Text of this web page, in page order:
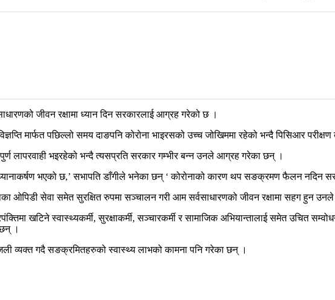
जीवन रक्षामा ध्यान दिन सरकारलाई आग्रह गरेको छ ।
मार्फत पछिल्लो समय दाङपनि कोरोना भाइरसको उच्च जोखिममा रहेको भन्दै पिसिआर
लापरवाही भइरहेको भन्दै त्यसप्रति सरकार गम्भीर बन्न उनले आग्रह गरेका छन् ।
भएको छ,’ सभापति डाँगीले भनेका छन् ‘ कोरोनाको कारण थप सङक्रमण फैलन नदिन
ओपिडी सेवा समेत सुरक्षित रुपमा सञ्चालन गरी आम सर्वसाधारणको जीवन रक्षामा सहग हुन
खटिने स्वास्थ्यकर्मी, सुरक्षाकर्मी, सञ्चारकर्मी र सामाजिक अभियान्तालाई समेत उचित
।
व्यक्त गदै सङक्रमितहरुको स्वास्थ्य लाभको कामना पनि गरेका छन् ।